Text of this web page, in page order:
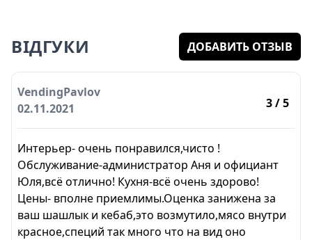
ВІДГУКИ ДОБАВИТЬ ОТЗЫВ
VendingPavlov
02.11.2021
3/ 5
Интерьер- очень понравился,чисто !
Обслуживание-администратор Аня и официант
Юля,всё отлично! Кухня-всё очень здорово!
Цены- вполне приемлимы.Оценка занижена за
ваш шашлык и кебаб,это возмутило,мясо внутри
красное,специй так много что на вид оно